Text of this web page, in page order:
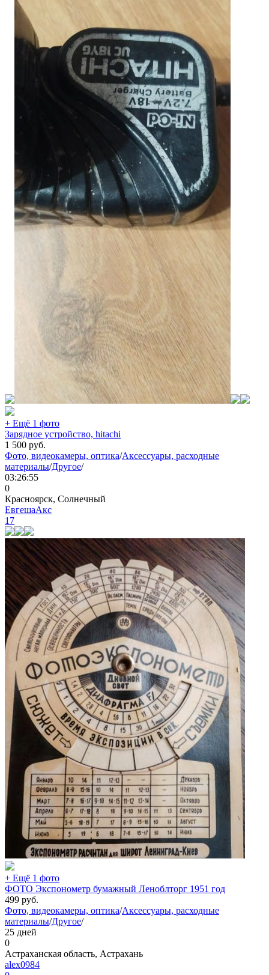
+ Ещё 1 фото
Зарядное устройство, hitachi
1 500 руб.
Фото, видеокамеры, оптика/Аксессуары, расходные
материалы/Другое/
03:26:55
0
Красноярск, Солнечный
ЕвгешаАкс
17
+ Ещё 1 фото
ФОТО Экспонометр бумажный Леноблторг 1951 год
499 руб.
Фото, видеокамеры, оптика/Аксессуары, расходные
материалы/Другое/
25 дней
0
Астраханская область, Астрахань
alex0984